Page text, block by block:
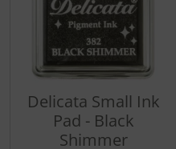
Delicata Small Ink
Pad - Black
Shimmer